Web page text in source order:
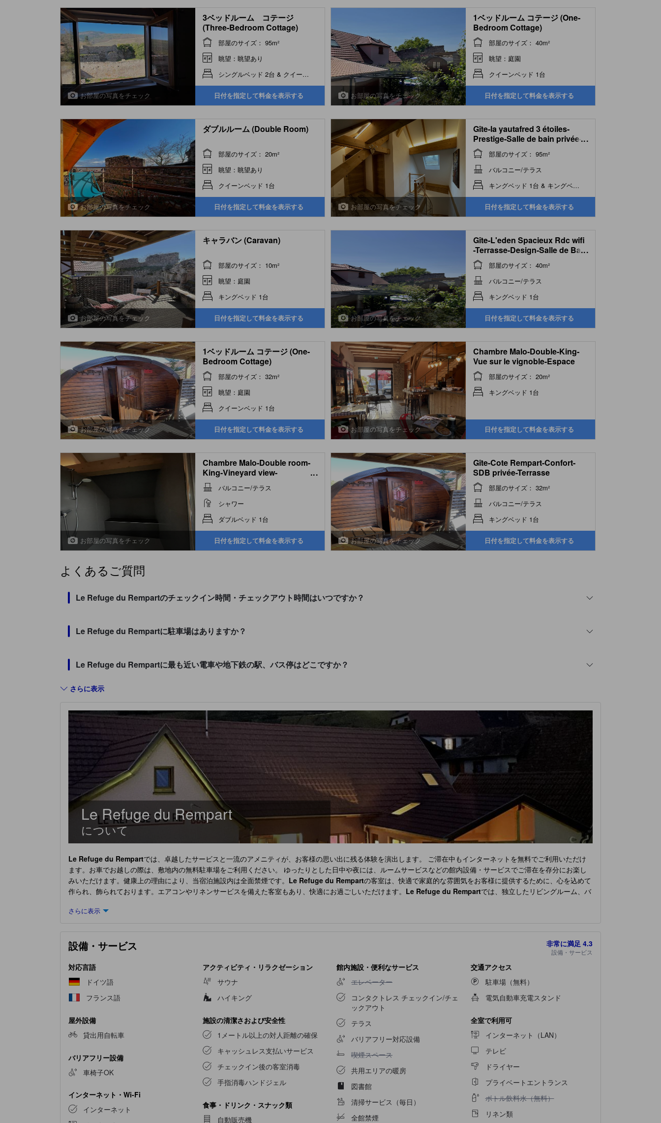
お部屋の写真をチェック
3ベッドルーム コテージ
(Three-Bedroom Cottage)
部屋のサイズ： 95m²
眺望：眺望あり
シングルベッド 2台 & クイーンベッド 1台 & ク...
日付を指定して料金を表示する お部屋の写真をチェック
1ベッドルーム コテージ (One-
Bedroom Cottage)
部屋のサイズ： 40m²
眺望：庭園
クイーンベッド 1台
日付を指定して料金を表示する
お部屋の写真をチェック
ダブルルーム (Double Room)
部屋のサイズ： 20m²
眺望：眺望あり
クイーンベッド 1台
日付を指定して料金を表示する お部屋の写真をチェック
Gîte-la yautafred 3 étoiles-
Prestige-Salle de bain privée-
Terrasse
...
部屋のサイズ： 95m²
バルコニー/テラス
キングベッド 1台 & キングベッド 1台 & シング...
日付を指定して料金を表示する
お部屋の写真をチェック
キャラバン (Caravan)
部屋のサイズ： 10m²
眺望：庭園
キングベッド 1台
日付を指定して料金を表示する お部屋の写真をチェック
Gîte-L'eden Spacieux Rdc wifi
-Terrasse-Design-Salle de Bain
amenagée
...
部屋のサイズ： 40m²
バルコニー/テラス
キングベッド 1台
日付を指定して料金を表示する
お部屋の写真をチェック
1ベッドルーム コテージ (One-
Bedroom Cottage)
部屋のサイズ： 32m²
眺望：庭園
クイーンベッド 1台
日付を指定して料金を表示する お部屋の写真をチェック
Chambre Malo-Double-King-
Vue sur le vignoble-Espace
sanitaire部屋のサイズ： 20m²
キングベッド 1台
日付を指定して料金を表示する
お部屋の写真をチェック
Chambre Malo-Double room-
King-Vineyard view-
Communal washrooms
...
バルコニー/テラス
シャワー
ダブルベッド 1台
日付を指定して料金を表示する お部屋の写真をチェック
Gîte-Cote Rempart-Confort-
SDB privée-Terrasse
部屋のサイズ： 32m²
バルコニー/テラス
キングベッド 1台
日付を指定して料金を表示する
よくあるご質問
Le Refuge du Rempartのチェックイン時間・チェックアウト時間はいつですか？
Le Refuge du Rempartに駐車場はありますか？
Le Refuge du Rempartに最も近い電車や地下鉄の駅、バス停はどこですか？
さらに表示
Le Refuge du Rempart
について
Le Refuge du Rempartでは、卓越したサービスと一流のアメニティが、お客様の思い出に残る体験を演出します。 ご滞在中もインターネットを無料でご利用いただけ
ます。お車でお越しの際は、敷地内の無料駐車場をご利用ください。 ゆったりとした日中や夜には、ルームサービスなどの館内設備・サービスでご滞在を存分にお楽し
みいただけます。健康上の理由により、当宿泊施設内は全面禁煙です。 Le Refuge du Rempartの客室は、快適で家庭的な雰囲気をお客様に提供するために、心を込めて
作られ、飾られております。エアコンやリネンサービスを備えた客室もあり、快適にお過ごしいただけます。 Le Refuge du Rempartでは、独立したリビングルーム、バ
いただけます。 コーヒーや紅茶を淹れるのに必要なものがすべて揃っている客室もあるので、喉が渇いても安心です。バスルームの重要性を理解している当宿泊施設で
さらに表示
設備・サービス 非常に満足 4.3
設備・サービス
対応言語
ドイツ語
フランス語
屋外設備
貸出用自転車
バリアフリー設備
車椅子OK
インターネット・Wi-Fi
インターネット
アクティビティ・リラクゼーション
サウナ
ハイキング
施設の清潔さおよび安全性
1メートル以上の対人距離の確保
キャッシュレス支払いサービス
チェックイン後の客室消毒
手指消毒ハンドジェル
食事・ドリンク・スナック類
自動販売機
館内施設・便利なサービス
エレベーター不可
エレベーター
コンタクトレス チェックイン/チェ
ックアウト
テラス
バリアフリー対応設備
喫煙スペース不可
喫煙スペース
共用エリアの暖房
図書館
清掃サービス（毎日）
全館禁煙
交通アクセス
駐車場（無料）
電気自動車充電スタンド
全室で利用可
インターネット（LAN）
テレビ
ドライヤー
プライベートエントランス
ボトル飲料水（無料）不可
ボトル飲料水（無料）
リネン類